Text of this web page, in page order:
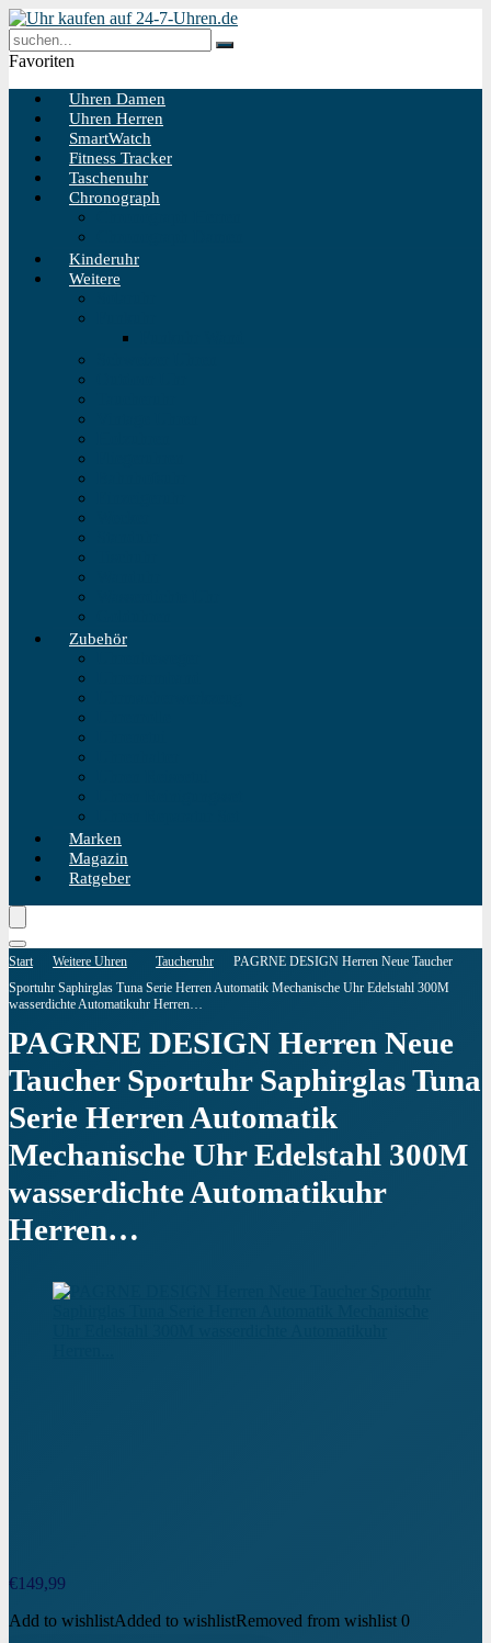
Favoriten
Uhren Damen
Uhren Herren
SmartWatch
Fitness Tracker
Taschenuhr
Chronograph
Kinderuhr
Weitere
Zubehör
Marken
Magazin
Ratgeber
Start Weitere Uhren Taucheruhr
PAGRNE DESIGN Herren Neue Taucher
Sportuhr Saphirglas Tuna Serie Herren Automatik Mechanische Uhr Edelstahl 300M
wasserdichte Automatikuhr Herren…
PAGRNE DESIGN Herren Neue
Taucher Sportuhr Saphirglas Tuna
Serie Herren Automatik
Mechanische Uhr Edelstahl 300M
wasserdichte Automatikuhr
Herren…
€149,99
Add to wishlistAdded to wishlistRemoved from wishlist 0